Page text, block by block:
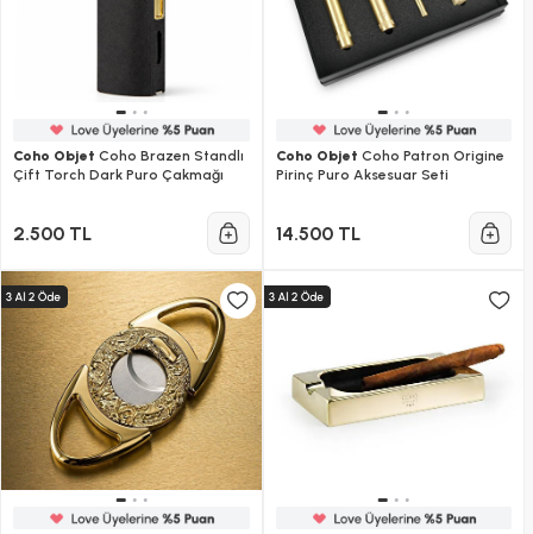
Coho Objet Coho Brazen Standlı
Çift Torch Dark Puro Çakmağı
2.500 TL
Coho Objet Coho Patron Origine
Pirinç Puro Aksesuar Seti
14.500 TL